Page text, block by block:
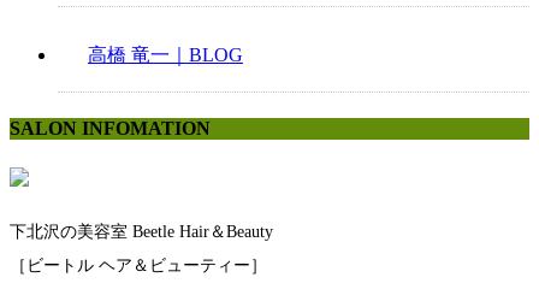
高橋 竜一｜BLOG
SALON INFOMATION
下北沢の美容室 Beetle Hair＆Beauty
［ビートル ヘア＆ビューティー］